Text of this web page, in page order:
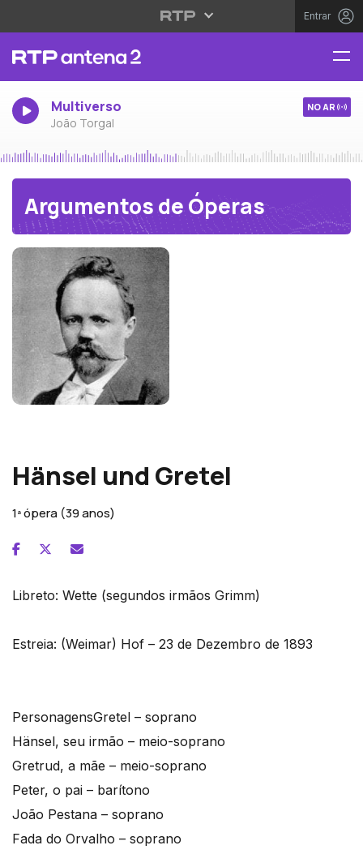
Entrar
Multiverso
João Torgal
NO AR
Argumentos de Óperas
Hänsel und Gretel
1ª ópera (39 anos)
Libreto: Wette (segundos irmãos Grimm)
Estreia: (Weimar) Hof – 23 de Dezembro de 1893
PersonagensGretel – soprano
Hänsel, seu irmão – meio-soprano
Gretrud, a mãe – meio-soprano
Peter, o pai – barítono
João Pestana – soprano
Fada do Orvalho – soprano